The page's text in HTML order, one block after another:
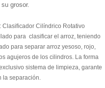
grosor.
Clasificador Cilíndrico Rotativo
para clasificar el arroz, teniendo
para separar arroz yesoso, rojo,
agujeros de los cilindros. La forma
sistema de limpieza, garante
la separación.